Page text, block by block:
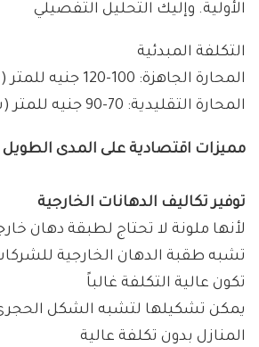
الأولية. وإليك التحليل التفصيلي
التكلفة المبدئية
المحارة الجاهزة: 100-120 جنيه للمتر (شاملة التركيب)
المحارة التقليدية: 70-90 جنيه للمتر (شاملة التركيب)
مميزات اقتصادية على المدى الطويل
توفير تكاليف الدهانات الخارجية
لأنها ملونة لا تحتاج لطبقة دهان
تشبه طقبة الدهان الخارجية
تكون عالية التكلفة غالباً
يمكن تشكيلها لتشبه الشكل
المنازل بدون تكلفة عالية